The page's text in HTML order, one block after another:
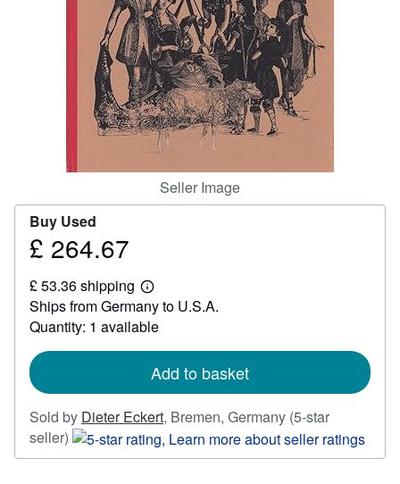
Seller Image
Buy Used
Price
264.67
£ 264.67
£ 53.36 shipping
Learn
more
about
shipping
Ships from Germany to U.S.A.
Quantity: 1 available
Add to basket
Sold by Dieter Eckert, Bremen, Germany (5-star
seller) Seller
rating